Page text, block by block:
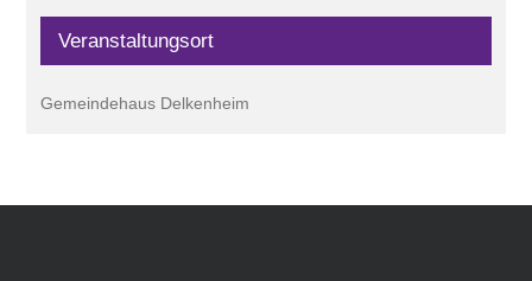
Veranstaltungsort
Gemeindehaus Delkenheim